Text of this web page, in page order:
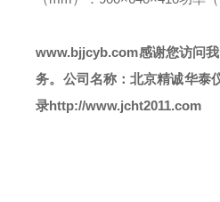
www.bjjcyb.com感谢您访问
务。 公司名称：北京精诚华泰
录http://www.jcht2011.com